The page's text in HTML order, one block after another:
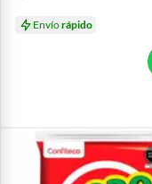
Envíorápido